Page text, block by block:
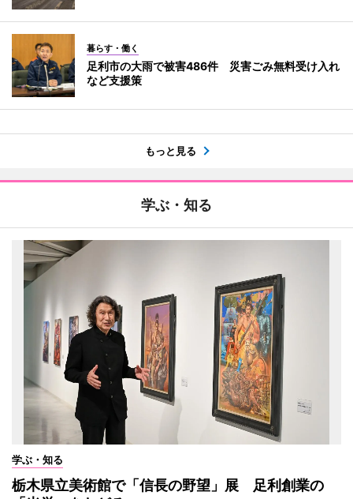
暮らす・働く
足利市の大雨で被害486件 災害ごみ無料受け入れ
など支援策
もっと見る
学ぶ・知る
学ぶ・知る
栃木県立美術館で「信長の野望」展 足利創業の